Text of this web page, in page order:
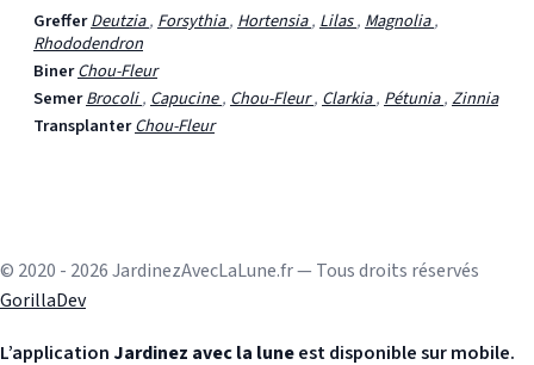
GrefferDeutzia, Forsythia, Hortensia, Lilas, Magnolia,
Rhododendron
BinerChou-Fleur
SemerBrocoli, Capucine, Chou-Fleur, Clarkia, Pétunia,Zinnia
TransplanterChou-Fleur
© 2020 - 2026 JardinezAvecLaLune.fr — Tous droits réservés
GorillaDev
L’application Jardinez avec la luneest disponible sur mobile.